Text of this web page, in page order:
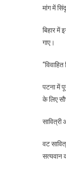
मांग में
बिहार में
गाए।
पटना में
के लिए
वट
सत्यवान